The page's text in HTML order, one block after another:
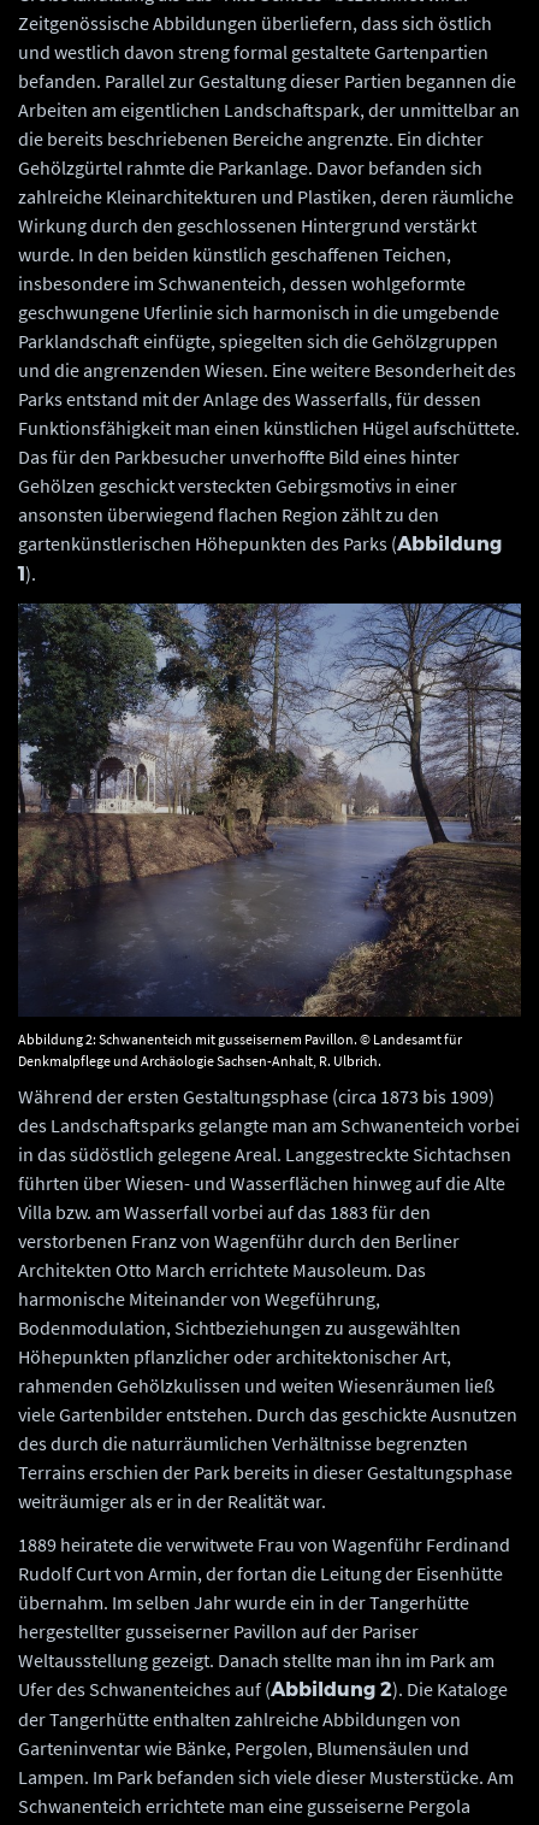
Zeitgenössische Abbildungen überliefern, dass sich östlich
und westlich davon streng formal gestaltete Gartenpartien
befanden. Parallel zur Gestaltung dieser Partien begannen die
Arbeiten am eigentlichen Landschaftspark, der unmittelbar an
die bereits beschriebenen Bereiche angrenzte. Ein dichter
Gehölzgürtel rahmte die Parkanlage. Davor befanden sich
zahlreiche Kleinarchitekturen und Plastiken, deren räumliche
Wirkung durch den geschlossenen Hintergrund verstärkt
wurde. In den beiden künstlich geschaffenen Teichen,
insbesondere im Schwanenteich, dessen wohlgeformte
geschwungene Uferlinie sich harmonisch in die umgebende
Parklandschaft einfügte, spiegelten sich die Gehölzgruppen
und die angrenzenden Wiesen. Eine weitere Besonderheit des
Parks entstand mit der Anlage des Wasserfalls, für dessen
Funktionsfähigkeit man einen künstlichen Hügel aufschüttete.
Das für den Parkbesucher unverhoffte Bild eines hinter
Gehölzen geschickt versteckten Gebirgsmotivs in einer
ansonsten überwiegend flachen Region zählt zu den
gartenkünstlerischen Höhepunkten des Parks (Abbildung
1).
Abbildung 2: Schwanenteich mit gusseisernem Pavillon. © Landesamt für
Denkmalpflege und Archäologie Sachsen-Anhalt, R. Ulbrich.
Während der ersten Gestaltungsphase (circa 1873 bis 1909)
des Landschaftsparks gelangte man am Schwanenteich vorbei
in das südöstlich gelegene Areal. Langgestreckte Sichtachsen
führten über Wiesen- und Wasserflächen hinweg auf die Alte
Villa bzw. am Wasserfall vorbei auf das 1883 für den
verstorbenen Franz von Wagenführ durch den Berliner
Architekten Otto March errichtete Mausoleum. Das
harmonische Miteinander von Wegeführung,
Bodenmodulation, Sichtbeziehungen zu ausgewählten
Höhepunkten pflanzlicher oder architektonischer Art,
rahmenden Gehölzkulissen und weiten Wiesenräumen ließ
viele Gartenbilder entstehen. Durch das geschickte Ausnutzen
des durch die naturräumlichen Verhältnisse begrenzten
Terrains erschien der Park bereits in dieser Gestaltungsphase
weiträumiger als er in der Realität war.
1889 heiratete die verwitwete Frau von Wagenführ Ferdinand
Rudolf Curt von Armin, der fortan die Leitung der Eisenhütte
übernahm. Im selben Jahr wurde ein in der Tangerhütte
hergestellter gusseiserner Pavillon auf der Pariser
Weltausstellung gezeigt. Danach stellte man ihn im Park am
Ufer des Schwanenteiches auf (Abbildung 2). Die Kataloge
der Tangerhütte enthalten zahlreiche Abbildungen von
Garteninventar wie Bänke, Pergolen, Blumensäulen und
Lampen. Im Park befanden sich viele dieser Musterstücke. Am
Schwanenteich errichtete man eine gusseiserne Pergola